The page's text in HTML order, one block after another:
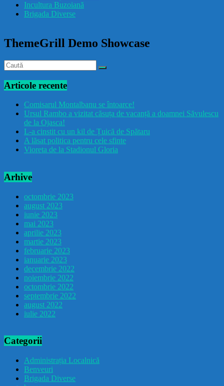
Incultura Buzoiană
Brigada Diverse
ThemeGrill Demo Showcase
Articole recente
Comisarul Montalbanu se întoarce!
Ursul Rambo a vizitat căsuța de vacanță a doamnei Săvulescu
de la Ojasca!
L-a cinstit cu un kil de Țuică de Spătaru
A lăsat politica pentru cele sfinte
Vioreta de la Stadionul Gloria
Arhive
octombrie 2023
august 2023
iunie 2023
mai 2023
aprilie 2023
martie 2023
februarie 2023
ianuarie 2023
decembrie 2022
noiembrie 2022
octombrie 2022
septembrie 2022
august 2022
iulie 2022
Categorii
Administrația Localnică
Benveuri
Brigada Diverse